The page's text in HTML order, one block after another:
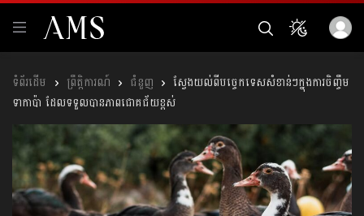
ព្រឹត្តិការណ៍ ជំនួញ
ស្វែងយល់ពីបច្ចេកទេសសំខាន់ៗក្នុងការចិញ្ចឹម
ទាកាប៉ា ដែលទទួលបានភាពជោគជ័យខ្ពស់